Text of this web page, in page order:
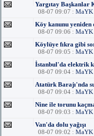
Yargıtay Başkanlar
08-07 09:07 : MaYK
Köy kanunu yeniden
08-07 09:06 : MaYK
Köylüye fıkra gibi
08-07 09:05 : MaYK
İstanbul'da elektrik
08-07 09:04 : MaYK
Atatürk Barajı'nda
08-07 09:04 : MaYK
Nine ile torunu
08-07 09:03 : MaYK
Van'da dolu yağışı
08-07 09:02 : MaYK